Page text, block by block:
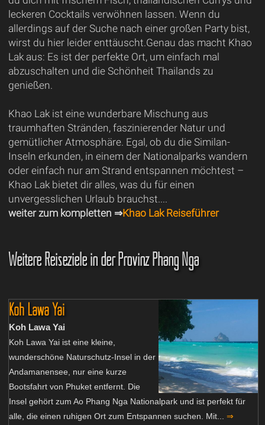
leckeren Cocktails verwöhnen lassen. Wenn du
allerdings auf der Suche nach einer großen Party bist,
wirst du hier leider enttäuscht.Genau das macht Khao
Lak aus: Es ist der perfekte Ort, um einfach mal
abzuschalten und die Schönheit Thailands zu
genießen.
Khao Lak ist eine wunderbare Mischung aus
traumhaften Stränden, faszinierender Natur und
gemütlicher Atmosphäre. Egal, ob du die Similan-
Inseln erkunden, in einem der Nationalparks wandern
oder einfach nur am Strand entspannen möchtest –
Khao Lak bietet dir alles, was du für einen
unvergesslichen Urlaub brauchst....
weiter zum kompletten ⇒Khao Lak Reiseführer
Weitere Reiseziele in der Provinz Phang Nga
Koh Lawa Yai
Koh Lawa Yai
Koh Lawa Yai ist eine kleine,
wunderschöne Naturschutz-Insel in der
Andamanensee, nur eine kurze
Bootsfahrt von Phuket entfernt. Die
Insel gehört zum Ao Phang Nga Nationalpark und ist perfekt für
alle, die einen ruhigen Ort zum Entspannen suchen. Mit... ⇒